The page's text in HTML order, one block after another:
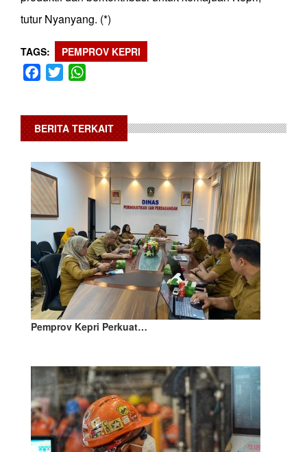
tutur Nyanyang. (*)
TAGS PEMPROV KEPRI
Facebook
Twitter
BERITA TERKAIT
Pemprov Kepri Perkuat…